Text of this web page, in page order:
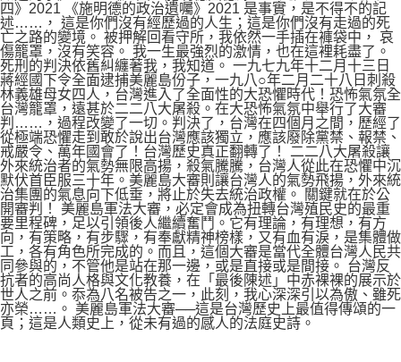
四》2021 《施明德的政治遺囑》2021 是事實，是不得不的記
述……， 這是你們沒有經歷過的人生；這是你們沒有走過的死
亡之路的變境。 被押解回看守所，我依然一手插在褲袋中， 哀
傷籠罩，沒有笑容。 我一生最強烈的激情，也在這裡耗盡了。
死刑的判決依舊糾纏著我，我知道。 一九七九年十二月十三日
蔣經國下令全面逮捕美麗島份子，一九八○年二月二十八日刺殺
林義雄母女四人，台灣進入了全面性的大恐懼時代！恐怖氣氛全
台灣籠罩，遠甚於二二八大屠殺。在大恐怖氣氛中舉行了大審
判……，過程改變了一切。判決了，台灣在四個月之間，歷經了
從極端恐懼走到敢於說出台灣應該獨立，應該廢除黨禁、報禁、
戒嚴令、萬年國會了！台灣歷史真正翻轉了！ 二二八大屠殺讓
外來統治者的氣勢無限高揚，殺氣騰騰，台灣人從此在恐懼中沉
默伏首臣服三十年。美麗島大審則讓台灣人的氣勢飛揚，外來統
治集團的氣息向下低垂，將止於失去統治政權。 關鍵就在於公
開審判！ 美麗島軍法大審，必定會成為扭轉台灣殖民史的最重
要里程碑，足以引領後人繼續奮鬥。它有理論，有理想，有方
向，有策略，有步驟，有奉獻精神榜樣，又有血有淚，是集體做
工，各有角色所完成的。而且，這個大審是當代全體台灣人民共
同參與的，不管他是站在那一邊，或是直接或是間接。 台灣反
抗者的高尚人格與文化教養，在「最後陳述」中赤裸裸的展示於
世人之前。忝為八名被告之一，此刻，我心深深引以為傲、雖死
亦榮……。 美麗島軍法大審──這是台灣歷史上最值得傳頌的一
頁；這是人類史上，從未有過的感人的法庭史詩。